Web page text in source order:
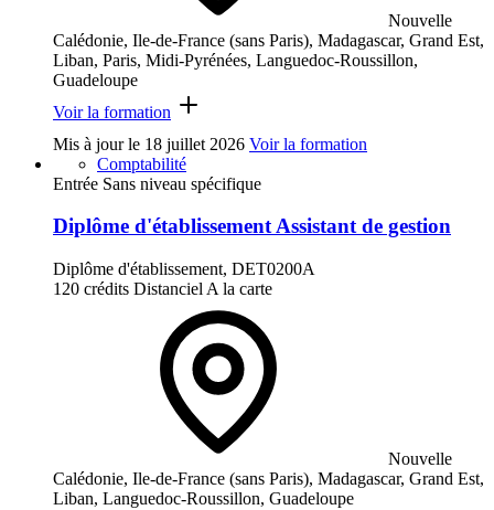
Nouvelle
Calédonie, Ile-de-France (sans Paris), Madagascar, Grand Est,
Liban, Paris, Midi-Pyrénées, Languedoc-Roussillon,
Guadeloupe
Voir la formation
Mis à jour le 18 juillet 2026 Voir la formation
Comptabilité
Entrée Sans niveau spécifique
Diplôme d'établissement Assistant de gestion
Diplôme d'établissement, DET0200A
120 crédits Distanciel A la carte
Nouvelle
Calédonie, Ile-de-France (sans Paris), Madagascar, Grand Est,
Liban, Languedoc-Roussillon, Guadeloupe